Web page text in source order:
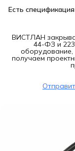
Более 100
Есть
ВИСТЛАН
44-ФЗ и
получаем